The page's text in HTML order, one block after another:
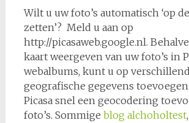
Wilt u uw foto’s automatisch ‘op
zetten’? Meld u aan op
http://picasaweb.google.nl.
kaart weergeven van uw foto’s in
webalbums, kunt u op
geografische gegevens
Picasa snel een geocodering
foto’s. Sommige blog alchoholtest,